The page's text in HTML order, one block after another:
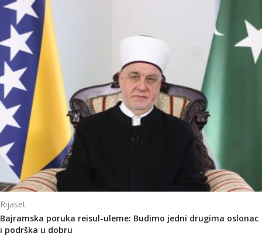
Rijaset
Bajramska poruka reisul-uleme: Budimo jedni drugima oslonac
i podrška u dobru